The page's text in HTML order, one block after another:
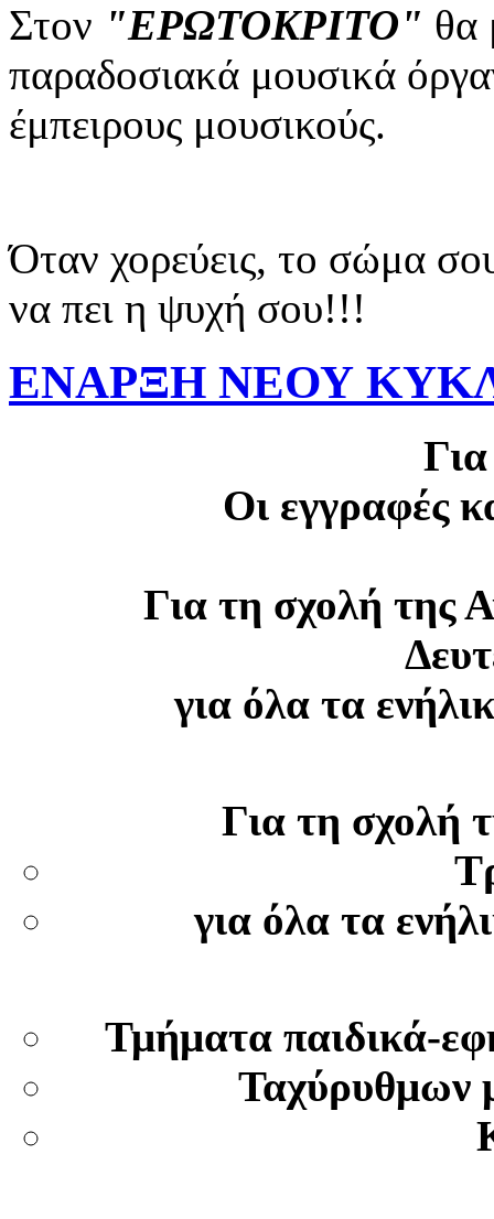
Στον "ΕΡΩΤΟΚΡΙΤΟ" θα
παραδοσιακά μουσικά
έμπειρους μουσικούς.
Όταν χορεύεις, το σώμα
να πει η ψυχή σου!!!
ΕΝΑΡΞΗ ΝΕΟΥ
Οι εγγραφές
Για τη σχολή της
για όλα τα
Για τη σχολή
για όλα τα
Τμήματα παιδικά-
Ταχύρυθμων